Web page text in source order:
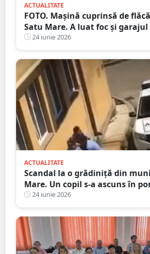
ACTUALITATE
FOTO. Mașină cuprinsă de
Satu Mare. A luat foc și garajul
24 iunie 2026
ACTUALITATE
Scandal la o grădiniță din
Mare. Un copil s-a ascuns în
frică24 iunie 2026